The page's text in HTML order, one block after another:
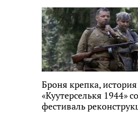
Броня крепка,
«Куутерселькя 1944»
фестиваль